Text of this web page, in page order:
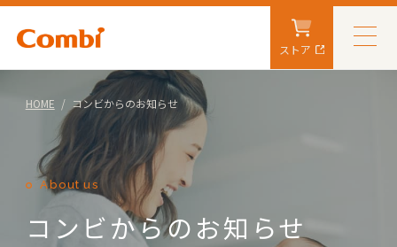
ストア
HOME コンビからのお知らせ
About us
コンビからのお知らせ